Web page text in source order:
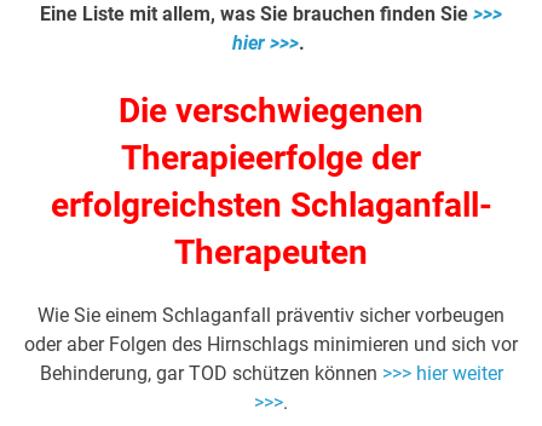
Eine Liste mit allem, was Sie brauchen finden Sie >>>
hier >>>.
Die verschwiegenen
Therapieerfolge der
erfolgreichsten Schlaganfall-
Therapeuten
Wie Sie einem Schlaganfall präventiv sicher vorbeugen
oder aber Folgen des Hirnschlags minimieren und sich vor
Behinderung, gar TOD schützen können >>> hier weiter
>>>.